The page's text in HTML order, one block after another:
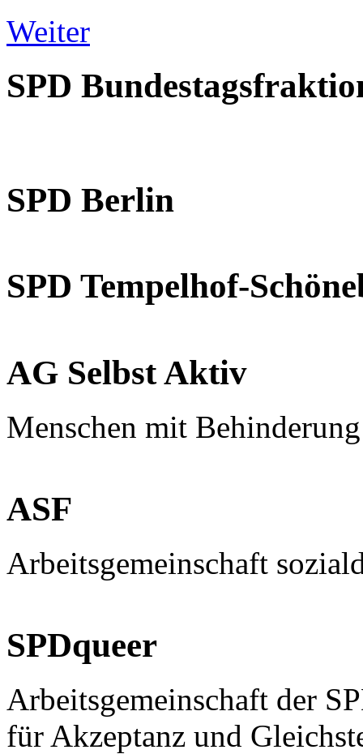
Weiter
SPD
SPD Berlin
SPD Tempelhof-
AG Selbst Aktiv
Menschen mit
ASF
Arbeitsgemeinschaft
SPDqueer
Arbeitsgemeinschaft der
für Akzeptanz und